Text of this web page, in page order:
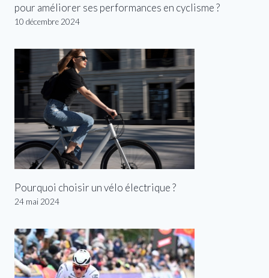
pour améliorer ses performances en cyclisme ?
10 décembre 2024
Pourquoi choisir un vélo électrique ?
24 mai 2024